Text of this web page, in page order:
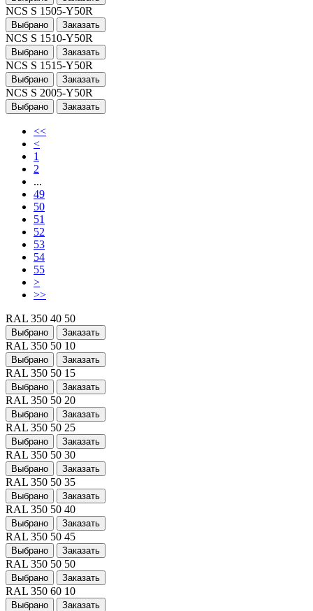
NCS S 1505-Y50R
Выбрано Заказать
NCS S 1510-Y50R
Выбрано Заказать
NCS S 1515-Y50R
Выбрано Заказать
NCS S 2005-Y50R
Выбрано Заказать
<<
<
1
2
...
49
50
51
52
53
54
55
>
>>
RAL 350 40 50
Выбрано Заказать
RAL 350 50 10
Выбрано Заказать
RAL 350 50 15
Выбрано Заказать
RAL 350 50 20
Выбрано Заказать
RAL 350 50 25
Выбрано Заказать
RAL 350 50 30
Выбрано Заказать
RAL 350 50 35
Выбрано Заказать
RAL 350 50 40
Выбрано Заказать
RAL 350 50 45
Выбрано Заказать
RAL 350 50 50
Выбрано Заказать
RAL 350 60 10
Выбрано Заказать